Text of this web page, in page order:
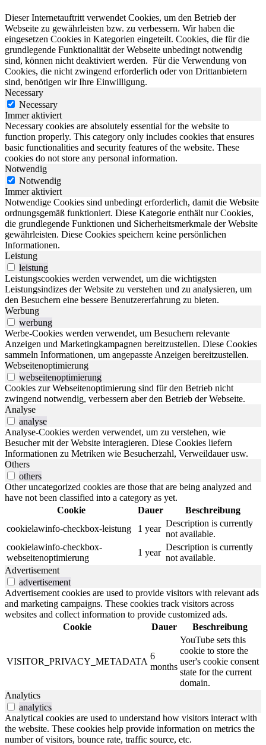
Dieser Internetauftritt verwendet Cookies, um den Betrieb der
Webseite zu gewährleisten bzw. zu verbessern. Wir haben die
eingesetzen Cookies in Kategorien eingeteilt. Cookies, die für die
grundlegende Funktionalität der Webseite unbedingt notwendig
sind, können nicht deaktiviert werden. Für die Verwendung von
Cookies, die nicht zwingend erforderlich oder von Drittanbietern
sind, benötigen wir Ihre Einwilligung.
Necessary
Necessary
Immer aktiviert
Necessary cookies are absolutely essential for the website to
function properly. This category only includes cookies that ensures
basic functionalities and security features of the website. These
cookies do not store any personal information.
Notwendig
Notwendig
Immer aktiviert
Notwendige Cookies sind unbedingt erforderlich, damit die Website
ordnungsgemäß funktioniert. Diese Kategorie enthält nur Cookies,
die grundlegende Funktionen und Sicherheitsmerkmale der Website
gewährleisten. Diese Cookies speichern keine persönlichen
Informationen.
Leistung
leistung
Leistungscookies werden verwendet, um die wichtigsten
Leistungsindizes der Website zu verstehen und zu analysieren, um
den Besuchern eine bessere Benutzererfahrung zu bieten.
Werbung
werbung
Werbe-Cookies werden verwendet, um Besuchern relevante
Anzeigen und Marketingkampagnen bereitzustellen. Diese Cookies
sammeln Informationen, um angepasste Anzeigen bereitzustellen.
Webseitenoptimierung
webseitenoptimierung
Cookies zur Webseitenoptimierung sind für den Betrieb nicht
zwingend notwendig, verbessern aber den Betrieb der Webseite.
Analyse
analyse
Analyse-Cookies werden verwendet, um zu verstehen, wie
Besucher mit der Website interagieren. Diese Cookies liefern
Informationen zu Metriken wie Besucherzahl, Verweildauer usw.
Others
others
Other uncategorized cookies are those that are being analyzed and
have not been classified into a category as yet.
Cookie
Dauer
Beschreibung
cookielawinfo-checkbox-leistung
1 year
Description is currently
not available.
cookielawinfo-checkbox-
webseitenoptimierung
1 year
Description is currently
not available.
Advertisement
advertisement
Advertisement cookies are used to provide visitors with relevant ads
and marketing campaigns. These cookies track visitors across
websites and collect information to provide customized ads.
Cookie
Dauer Beschreibung
VISITOR_PRIVACY_METADATA
6
months
YouTube sets this
cookie to store the
user's cookie consent
state for the current
domain.
Analytics
analytics
Analytical cookies are used to understand how visitors interact with
the website. These cookies help provide information on metrics the
number of visitors, bounce rate, traffic source, etc.